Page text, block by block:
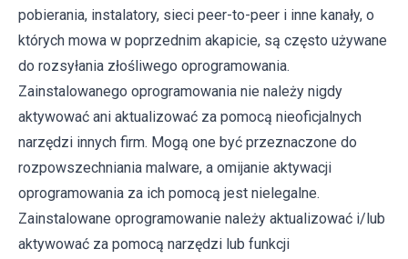
pobierania, instalatory, sieci peer-to-peer i inne kanały, o
których mowa w poprzednim akapicie, są często używane
do rozsyłania złośliwego oprogramowania.
Zainstalowanego oprogramowania nie należy nigdy
aktywować ani aktualizować za pomocą nieoficjalnych
narzędzi innych firm. Mogą one być przeznaczone do
rozpowszechniania malware, a omijanie aktywacji
oprogramowania za ich pomocą jest nielegalne.
Zainstalowane oprogramowanie należy aktualizować i/lub
aktywować za pomocą narzędzi lub funkcji